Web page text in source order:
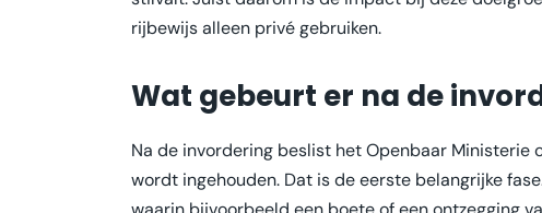
rijbewijs alleen privé gebruiken.
Wat gebeurt er na de
Na de invordering beslist het Openbaar
wordt ingehouden. Dat is de eerste belangrijke